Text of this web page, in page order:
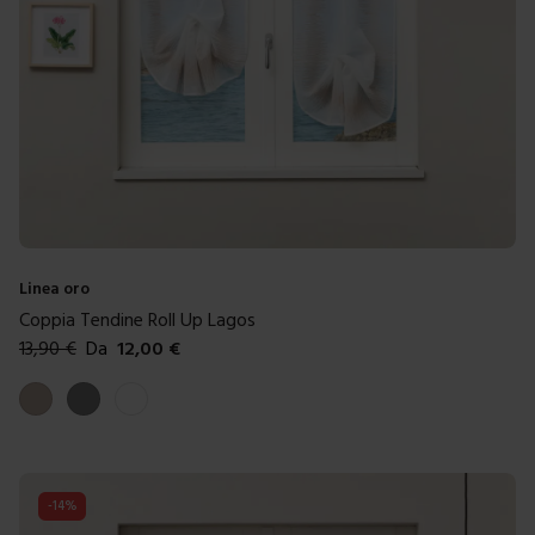
Linea oro
Coppia Tendine Roll Up Lagos
13,90€ Da 12,00 €
Colori disponibili
TortoraGrigio
-14%